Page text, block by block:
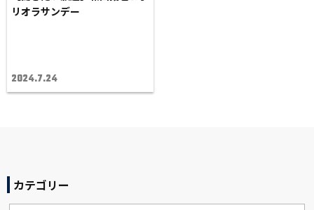
リオラサンデー
2024.7.24
カテゴリー